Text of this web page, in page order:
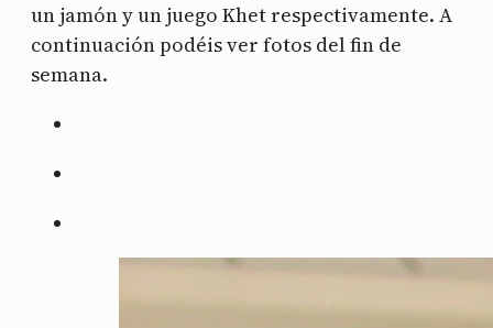
un jamón y un juego Khet respectivamente. A
continuación podéis ver fotos del fin de
semana.